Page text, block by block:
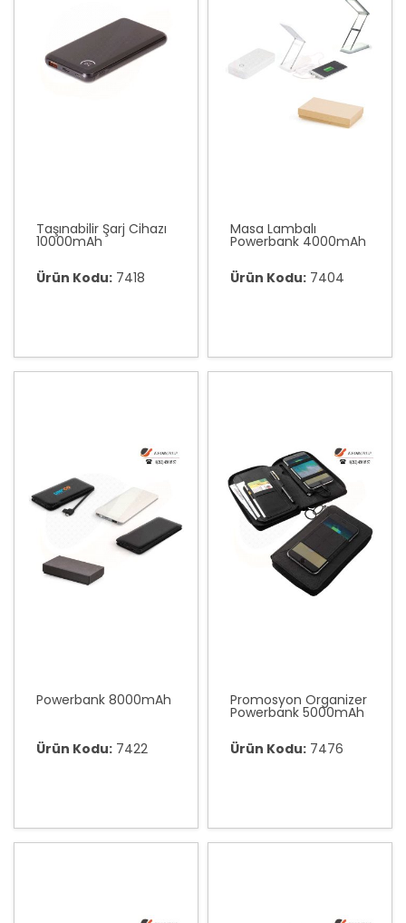
Taşınabilir Şarj Cihazı
10000mAh
Ürün Kodu: 7418
Masa Lambalı
Powerbank 4000mAh
Ürün Kodu: 7404
Powerbank 8000mAh
Ürün Kodu: 7422
Promosyon Organizer
Powerbank 5000mAh
Ürün Kodu: 7476